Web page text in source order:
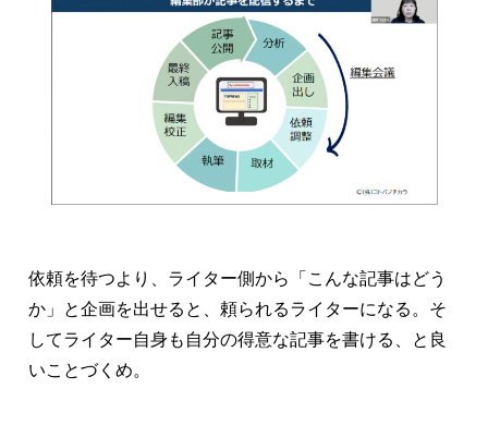
依頼を待つより、ライター側から「こんな記事はどう
か」と企画を出せると、頼られるライターになる。そ
してライター自身も自分の得意な記事を書ける、と良
いことづくめ。